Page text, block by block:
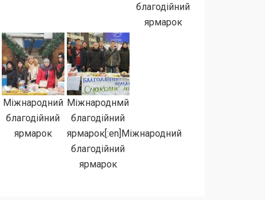
благодійний
ярмарок
Міжнародний
благодійний
ярмарок
Міжнароднмй
благодійний
ярмарок[:en]Міжнародний
благодійний
ярмарок